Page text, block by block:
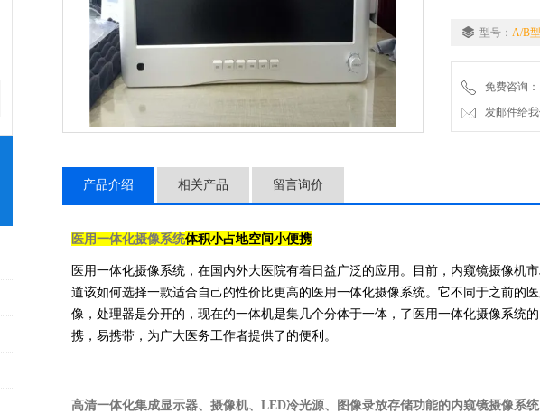
* 4、扫描帧率：
型号： A/B型
免费咨询：
发邮件给我
产品介绍 相关产品 留言询价
医用一体化摄像系统体积小占地空间小便携
医用一体化摄像系统，在国内外大医院有着日益广泛的应用。目前，内窥镜摄像机
道该如何选择一款适合自己的性价比更高的医用一体化摄像系统。它不同于之前的
像，处理器是分开的，现在的一体机是集几个分体于一体，了医用一体化摄像系统
携，易携带，为广大医务工作者提供了的便利。
高清一体化集成显示器、摄像机、LED冷光源、图像录放存储功能的内窥镜摄像系统